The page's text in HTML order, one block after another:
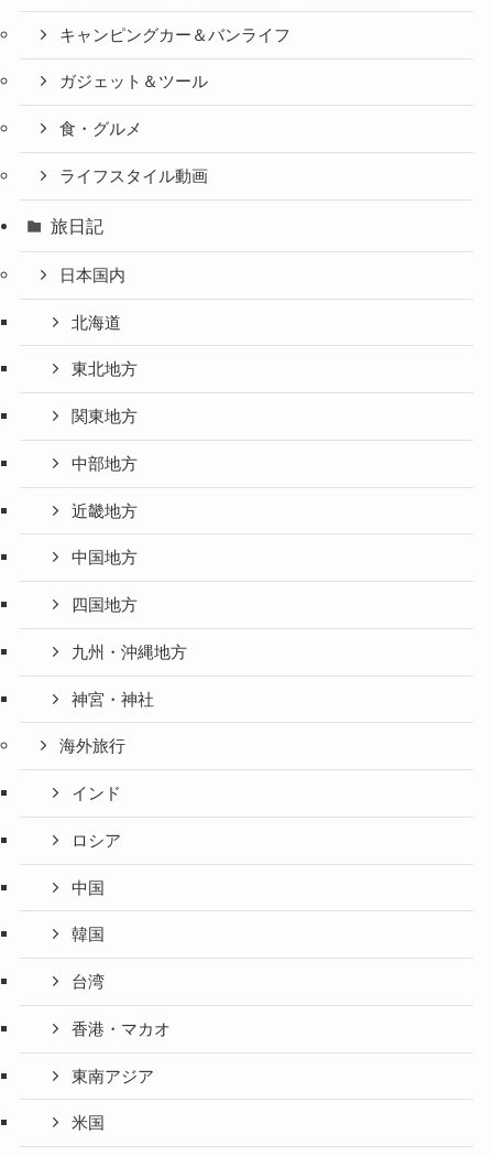
キャンピングカー＆バンライフ
ガジェット＆ツール
食・グルメ
ライフスタイル動画
旅日記
日本国内
北海道
東北地方
関東地方
中部地方
近畿地方
中国地方
四国地方
九州・沖縄地方
神宮・神社
海外旅行
インド
ロシア
中国
韓国
台湾
香港・マカオ
東南アジア
米国